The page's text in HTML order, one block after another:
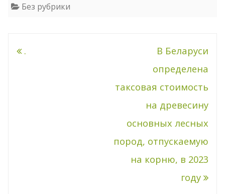
Без рубрики
Навигация
.
В Беларуси
определена
таксовая стоимость
на древесину
основных лесных
пород, отпускаемую
на корню, в 2023
году